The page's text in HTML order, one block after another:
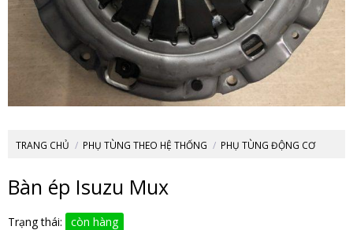
TRANG CHỦ / PHỤ TÙNG THEO HỆ THỐNG / PHỤ TÙNG ĐỘNG CƠ
Bàn ép Isuzu Mux
Trạng thái: còn hàng